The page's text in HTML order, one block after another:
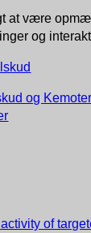
at være
og
og
of